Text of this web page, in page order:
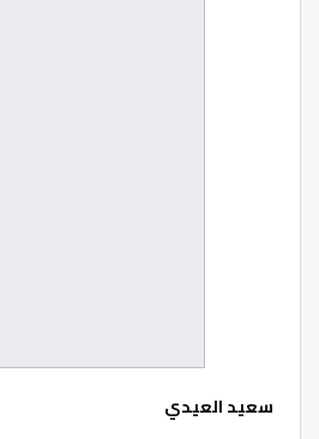
سعيد العيدي